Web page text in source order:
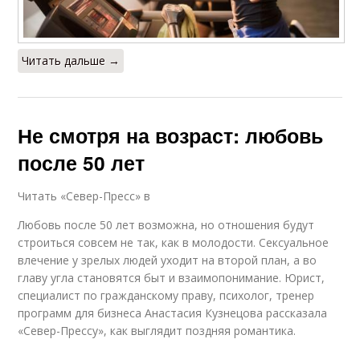
Читать дальше →
Не смотря на возраст: любовь
после 50 лет
Читать «Север-Пресс» в
Любовь после 50 лет возможна, но отношения будут
строиться совсем не так, как в молодости. Сексуальное
влечение у зрелых людей уходит на второй план, а во
главу угла становятся быт и взаимопонимание. Юрист,
специалист по гражданскому праву, психолог, тренер
программ для бизнеса Анастасия Кузнецова рассказала
«Север-Прессу», как выглядит поздняя романтика.